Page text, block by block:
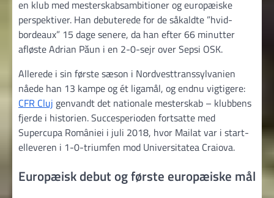
en klub med mesterskabsambitioner og europæiske
perspektiver. Han debuterede for de såkaldte ”hvid-
bordeaux” 15 dage senere, da han efter 66 minutter
afløste Adrian Păun i en 2-0-sejr over Sepsi OSK.
Allerede i sin første sæson i Nordvest­transsylvanien
nåede han 13 kampe og ét ligamål, og endnu vigtigere:
CFR Cluj genvandt det nationale mesterskab – klubbens
fjerde i historien. Succesperioden fortsatte med
Supercupa României i juli 2018, hvor Mailat var i start­
elleveren i 1-0-triumfen mod Universitatea Craiova.
Europæisk debut og første europæiske mål